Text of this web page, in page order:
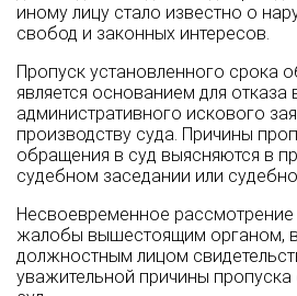
иному лицу стало известно о
свобод и законных интересов.
Пропуск установленного срока
является основанием для отказа
административного искового
производству суда. Причины
обращения в суд выясняются в
судебном заседании или
Несвоевременное
жалобы вышестоящим органом,
должностным лицом
уважительной причины